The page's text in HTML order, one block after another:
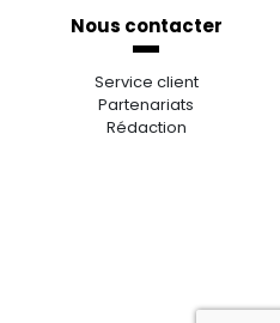
Nous contacter
Service client
Partenariats
Rédaction